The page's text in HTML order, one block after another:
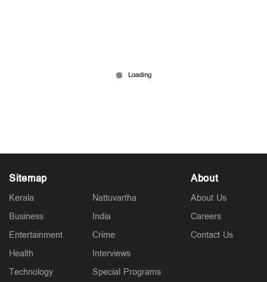
Sitemap
Kerala
Business
Entertainment
Health
Technology
Nattuvartha
India
Crime
Interviews
Special Programs
About
About Us
Careers
Contact Us